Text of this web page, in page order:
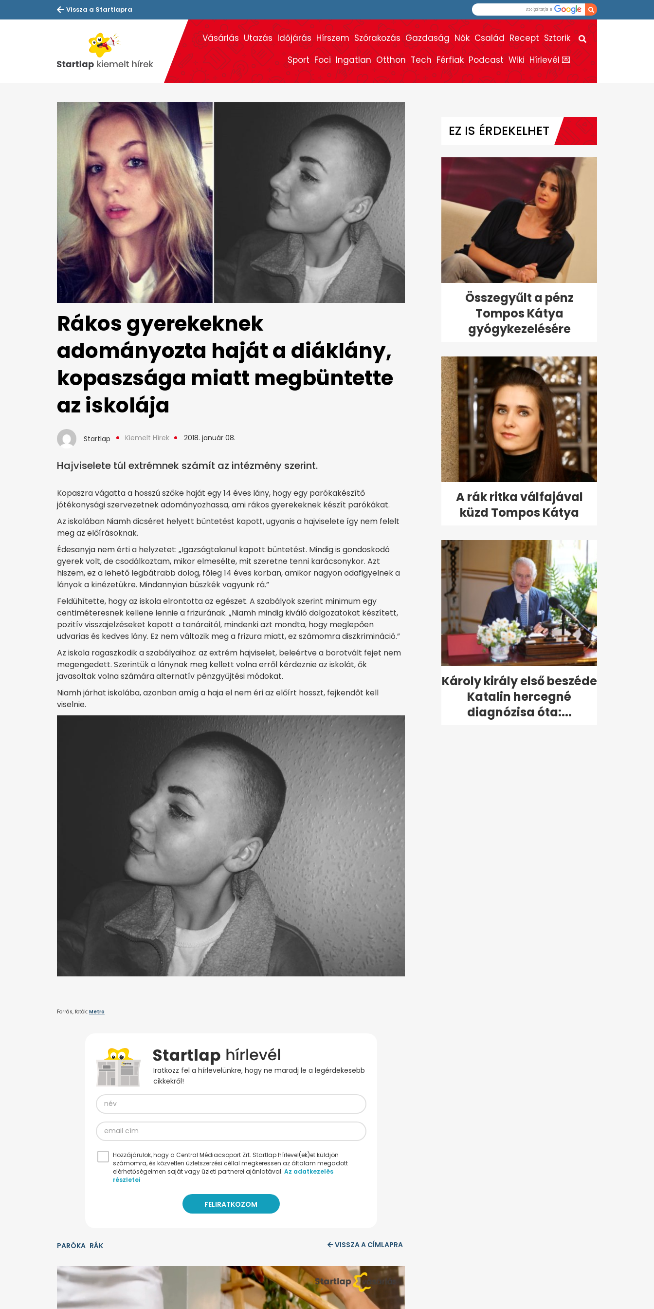
Vissza a Startlapra
Vásárlás Utazás Időjárás Hírszem Szórakozás Gazdaság Nők Család Recept Sztorik
Sport Foci Ingatlan Otthon Tech Férfiak Podcast Wiki Hírlevél 💌
Rákos gyerekeknek
adományozta haját a diáklány,
kopaszsága miatt megbüntette
az iskolája
Startlap Kiemelt Hírek 2018. január 08.
Hajviselete túl extrémnek számít az intézmény szerint.
Kopaszra vágatta a hosszú szőke haját egy 14 éves lány, hogy egy parókakészítő
jótékonysági szervezetnek adományozhassa, ami rákos gyerekeknek készít parókákat.
Az iskolában Niamh dicséret helyett büntetést kapott, ugyanis a hajviselete így nem felelt
meg az előírásoknak.
Édesanyja nem érti a helyzetet: „Igazságtalanul kapott büntetést. Mindig is gondoskodó
gyerek volt, de csodálkoztam, mikor elmesélte, mit szeretne tenni karácsonykor. Azt
hiszem, ez a lehető legbátrabb dolog, főleg 14 éves korban, amikor nagyon odafigyelnek a
lányok a kinézetükre. Mindannyian büszkék vagyunk rá.”
Feldühítette, hogy az iskola elrontotta az egészet. A szabályok szerint minimum egy
centiméteresnek kellene lennie a frizurának. „Niamh mindig kiváló dolgozatokat készített,
pozitív visszajelzéseket kapott a tanáraitól, mindenki azt mondta, hogy meglepően
udvarias és kedves lány. Ez nem változik meg a frizura miatt, ez számomra diszkrimináció.”
Az iskola ragaszkodik a szabályaihoz: az extrém hajviselet, beleértve a borotvált fejet nem
megengedett. Szerintük a lánynak meg kellett volna erről kérdeznie az iskolát, ők
javasoltak volna számára alternatív pénzgyűjtési módokat.
Niamh járhat iskolába, azonban amíg a haja el nem éri az előírt hosszt, fejkendőt kell
viselnie.
Forrás, fotók: Metro
Iratkozz fel a hírlevelünkre, hogy ne maradj le a legérdekesebb
cikkekről!
Hozzájárulok, hogy a Central Médiacsoport Zrt. Startlap hírlevel(ek)et küldjön
számomra, és közvetlen üzletszerzési céllal megkeressen az általam megadott
elérhetőségeimen saját vagy üzleti partnerei ajánlatával. Az adatkezelés
részletei
PARÓKA RÁK VISSZA A CÍMLAPRA
EZ IS ÉRDEKELHET
Összegyűlt a pénz
Tompos Kátya
gyógykezelésére
A rák ritka válfajával
küzd Tompos Kátya
Károly király első beszéde
Katalin hercegné
diagnózisa óta:...